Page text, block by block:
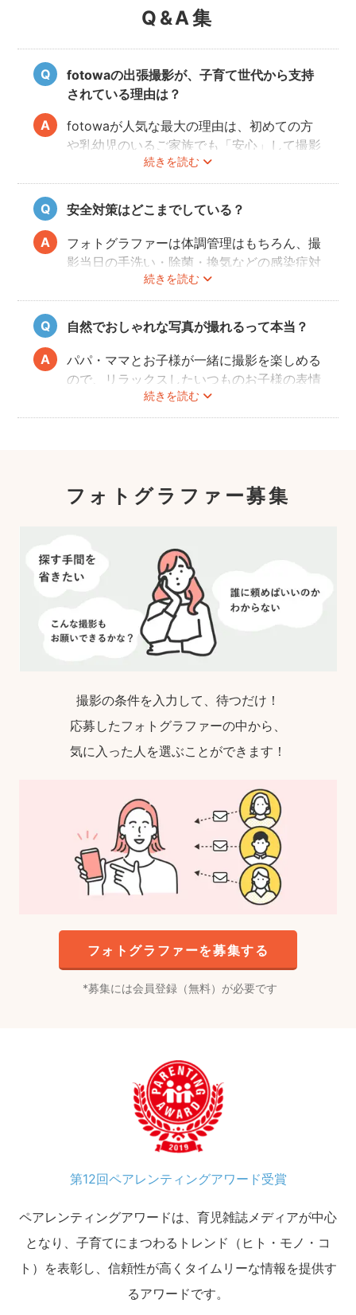
Q&A集
fotowaの出張撮影が、子育て世代から支持
されている理由は？
続きを読む
fotowaが人気な最大の理由は、初めての方
や乳幼児のいるご家族でも「安心」して撮影
を楽しんでいただけることです。
厳しい審査を通過した、赤ちゃん・子どもの
扱いに慣れているパパ・ママ世代のカメラマ
ンが全国に多数在籍。
またどのカメラマンでも指名料は一切ござい
ません。分かりやすい料金体系も人気のポイ
安全対策はどこまでしている？
続きを読む
フォトグラファーは体調管理はもちろん、撮
影当日の手洗い・除菌・換気などの感染症対
策や、熱中症予防に努めます。
また、撮影中はご家族のペースに合わせなが
ら、周囲や足元に危険なものがないか注意を
呼び掛けながら進行しますのでご安心くださ
い。
自然でおしゃれな写真が撮れるって本当？
続きを読む
パパ・ママとお子様が一緒に撮影を楽しめる
ので、リラックスしたいつものお子様の表情
を撮影できます。
こども・家族撮影に長けたプロカメラマンの
フォトグラファー募集
撮影の条件を入力して、待つだけ！
応募したフォトグラファーの中から、
気に入った人を選ぶことができます！
フォトグラファーを募集する
募集には会員登録（無料）が必要です
第12回ペアレンティングアワード受賞
ペアレンティングアワードは、育児雑誌メディアが中心
となり、子育てにまつわるトレンド（ヒト・モノ・コ
ト）を表彰し、信頼性が高くタイムリーな情報を提供す
るアワードです。